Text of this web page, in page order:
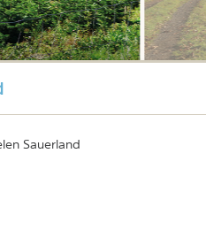
Sauerland